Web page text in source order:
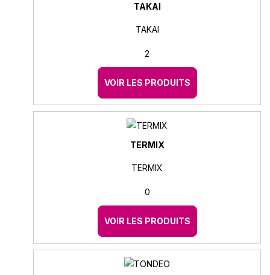
TAKAI
TAKAI
2
VOIR LES PRODUITS
TERMIX
TERMIX
0
VOIR LES PRODUITS